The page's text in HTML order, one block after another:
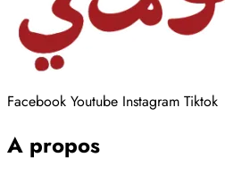
Facebook Youtube Instagram Tiktok
A propos